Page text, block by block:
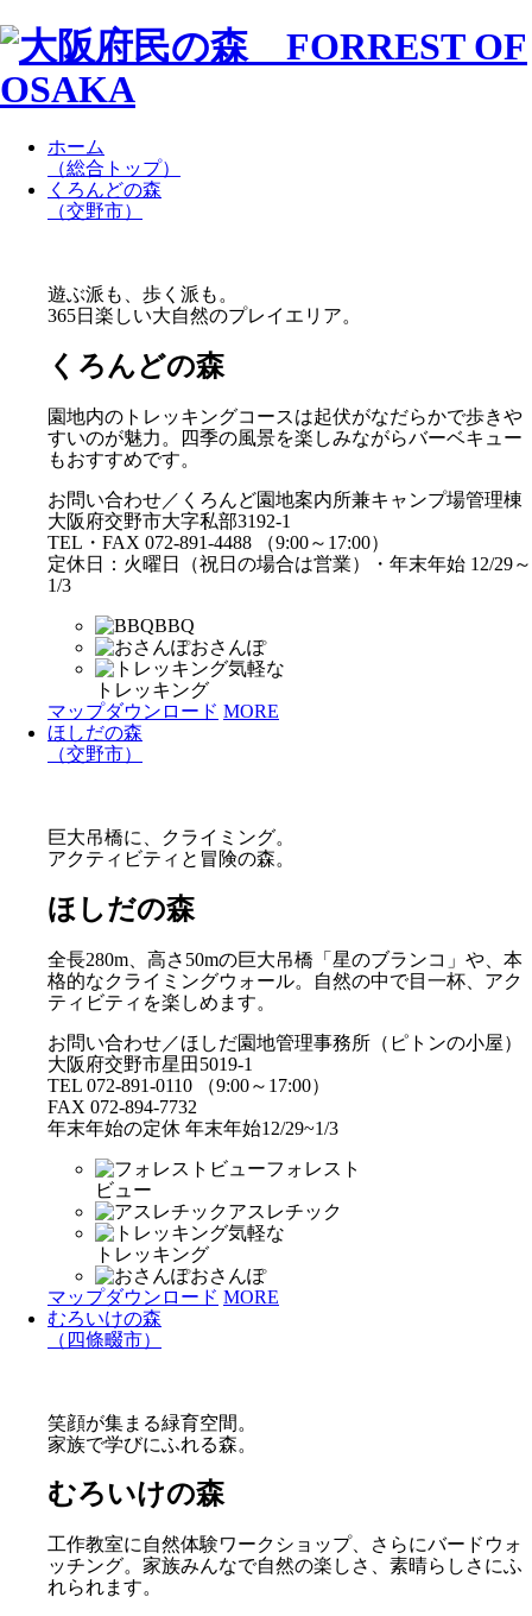
ホーム
（総合トップ）
くろんどの森
（交野市）
遊ぶ派も、歩く派も。
365日楽しい大自然のプレイエリア。
くろんどの森
園地内のトレッキングコースは起伏がなだらかで歩きや
すいのが魅力。四季の風景を楽しみながらバーベキュー
もおすすめです。
お問い合わせ／くろんど園地案内所兼キャンプ場管理棟
大阪府交野市大字私部3192-1
TEL・FAX 072-891-4488 （9:00～17:00）
定休日：火曜日（祝日の場合は営業）・年末年始 12/29～
1/3
BBQ
おさんぽ
気軽な
トレッキング
マップダウンロード MORE
ほしだの森
（交野市）
巨大吊橋に、クライミング。
アクティビティと冒険の森。
ほしだの森
全長280m、高さ50mの巨大吊橋「星のブランコ」や、本
格的なクライミングウォール。自然の中で目一杯、アク
ティビティを楽しめます。
お問い合わせ／ほしだ園地管理事務所（ピトンの小屋）
大阪府交野市星田5019-1
TEL 072-891-0110 （9:00～17:00）
FAX 072-894-7732
年末年始の定休 年末年始12/29~1/3
フォレスト
ビュー
アスレチック
気軽な
トレッキング
おさんぽ
マップダウンロード MORE
むろいけの森
（四條畷市）
笑顔が集まる緑育空間。
家族で学びにふれる森。
むろいけの森
工作教室に自然体験ワークショップ、さらにバードウォ
ッチング。家族みんなで自然の楽しさ、素晴らしさにふ
れられます。